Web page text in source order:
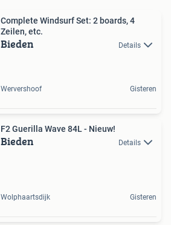
Complete Windsurf Set: 2 boards, 4
Zeilen, etc.
Bieden Details
Wervershoof Gisteren
F2 Guerilla Wave 84L - Nieuw!
Bieden Details
Wolphaartsdijk Gisteren